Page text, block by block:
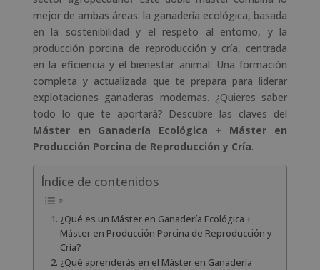
mejor de ambas áreas: la ganadería ecológica, basada
en la sostenibilidad y el respeto al entorno, y la
producción porcina de reproducción y cría, centrada
en la eficiencia y el bienestar animal. Una formación
completa y actualizada que te prepara para liderar
explotaciones ganaderas modernas. ¿Quieres saber
todo lo que te aportará? Descubre las claves del
Máster en Ganadería Ecológica + Máster en
Producción Porcina de Reproducción y Cría.
Índice de contenidos
¿Qué es un Máster en Ganadería Ecológica +
Máster en Producción Porcina de Reproducción y
Cría?
¿Qué aprenderás en el Máster en Ganadería